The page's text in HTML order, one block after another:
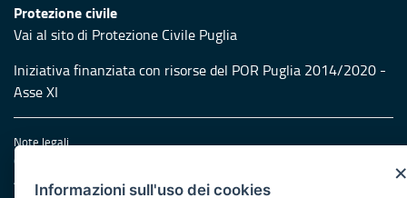
Protezione civile
Vai al sito di Protezione Civile Puglia
Iniziativa finanziata con risorse del POR Puglia 2014/2020 -
Asse XI
Note legali
Cookie e privacy
Amministrazione trasparente
×
Informazioni sull'uso dei cookies